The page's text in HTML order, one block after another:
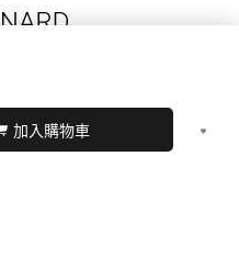
加入購物車
物
WEBDESIGN